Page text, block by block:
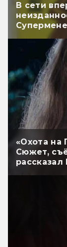
В сети
«Охота на
Сюжет,